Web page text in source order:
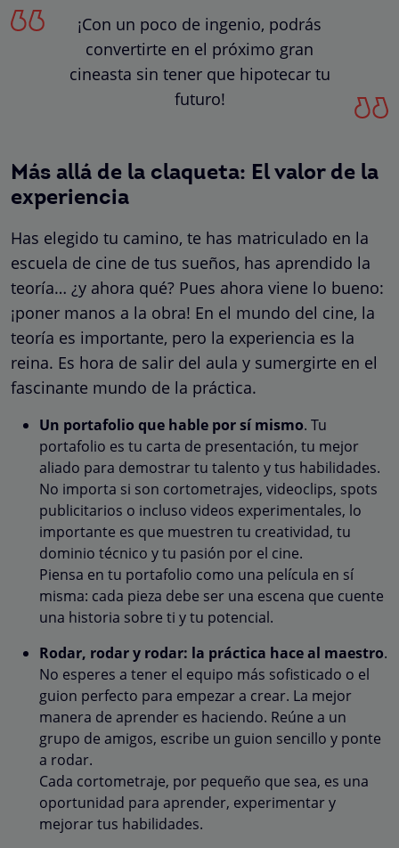
¡Con un poco de ingenio, podrás
convertirte en el próximo gran
cineasta sin tener que hipotecar tu
futuro!
Más allá de la claqueta: El valor de la
experiencia
Has elegido tu camino, te has matriculado en la
escuela de cine de tus sueños, has aprendido la
teoría… ¿y ahora qué? Pues ahora viene lo bueno:
¡poner manos a la obra! En el mundo del cine, la
teoría es importante, pero la experiencia es la
reina. Es hora de salir del aula y sumergirte en el
fascinante mundo de la práctica.
Un portafolio que hable por sí mismo. Tu
portafolio es tu carta de presentación, tu mejor
aliado para demostrar tu talento y tus habilidades.
No importa si son cortometrajes, videoclips, spots
publicitarios o incluso videos experimentales, lo
importante es que muestren tu creatividad, tu
dominio técnico y tu pasión por el cine.
Piensa en tu portafolio como una película en sí
misma: cada pieza debe ser una escena que cuente
una historia sobre ti y tu potencial.
Rodar, rodar y rodar: la práctica hace al maestro.
No esperes a tener el equipo más sofisticado o el
guion perfecto para empezar a crear. La mejor
manera de aprender es haciendo. Reúne a un
grupo de amigos, escribe un guion sencillo y ponte
a rodar.
Cada cortometraje, por pequeño que sea, es una
oportunidad para aprender, experimentar y
mejorar tus habilidades.